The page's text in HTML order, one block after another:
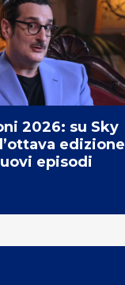
2026: su Sky
edizione
episodi